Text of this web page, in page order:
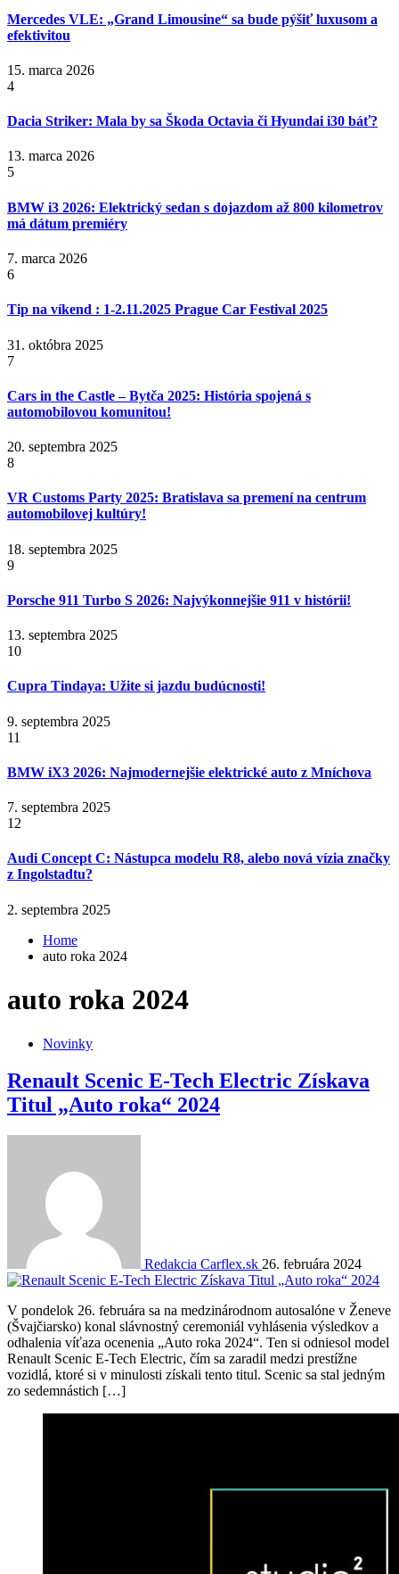
Mercedes VLE: „Grand Limousine“ sa bude pýšiť luxusom a
efektivitou
15. marca 2026
4
Dacia Striker: Mala by sa Škoda Octavia či Hyundai i30 báť?
13. marca 2026
5
BMW i3 2026: Elektrický sedan s dojazdom až 800 kilometrov
má dátum premiéry
7. marca 2026
6
Tip na víkend : 1-2.11.2025 Prague Car Festival 2025
31. októbra 2025
7
Cars in the Castle – Bytča 2025: História spojená s
automobilovou komunitou!
20. septembra 2025
8
VR Customs Party 2025: Bratislava sa premení na centrum
automobilovej kultúry!
18. septembra 2025
9
Porsche 911 Turbo S 2026: Najvýkonnejšie 911 v histórii!
13. septembra 2025
10
Cupra Tindaya: Užite si jazdu budúcnosti!
9. septembra 2025
11
BMW iX3 2026: Najmodernejšie elektrické auto z Mníchova
7. septembra 2025
12
Audi Concept C: Nástupca modelu R8, alebo nová vízia značky
z Ingolstadtu?
2. septembra 2025
Home
auto roka 2024
auto roka 2024
Novinky
Renault Scenic E-Tech Electric Získava
Titul „Auto roka“ 2024
Redakcia Carflex.sk 26. februára 2024
V pondelok 26. februára sa na medzinárodnom autosalóne v Ženeve
(Švajčiarsko) konal slávnostný ceremoniál vyhlásenia výsledkov a
odhalenia víťaza ocenenia „Auto roka 2024“. Ten si odniesol model
Renault Scenic E-Tech Electric, čím sa zaradil medzi prestížne
vozidlá, ktoré si v minulosti získali tento titul. Scenic sa stal jedným
zo sedemnástich […]